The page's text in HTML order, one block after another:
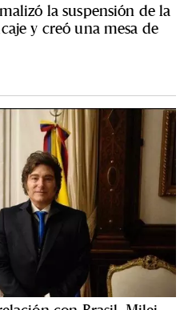
la suspensión de la
y creó una mesa de